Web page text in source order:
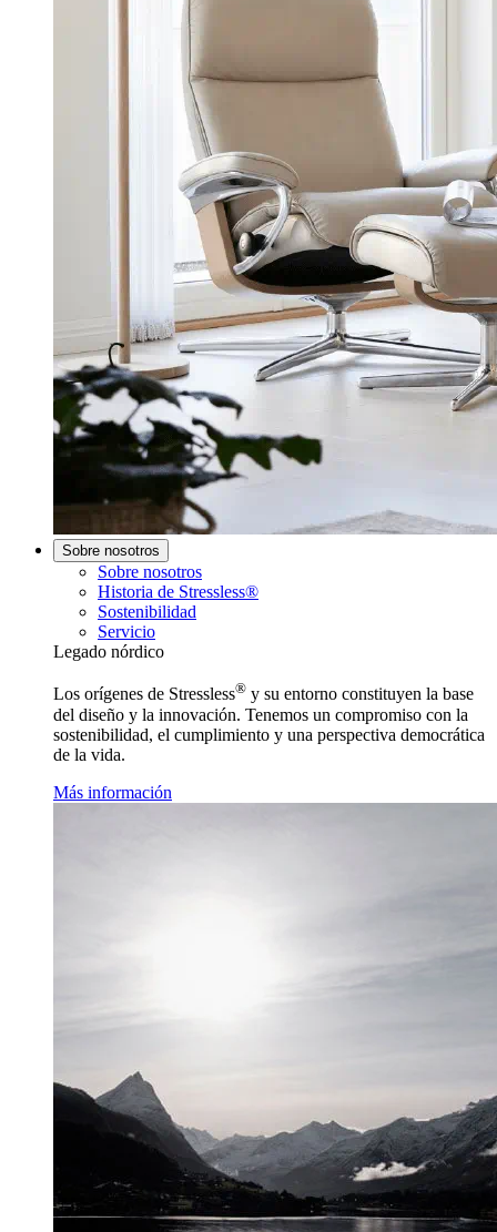
Sobre nosotros
Sobre nosotros
Historia de Stressless®
Sostenibilidad
Servicio
Legado nórdico
Los orígenes de Stressless® y su entorno constituyen la base
del diseño y la innovación. Tenemos un compromiso con la
sostenibilidad, el cumplimiento y una perspectiva democrática
de la vida.
Más información